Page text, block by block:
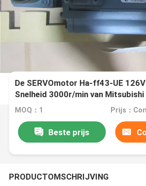
De SERVOmotor Ha-ff43-UE 126V
Snelheid 3000r/min van Mitsubishi
400W 3AC
MOQ：1 Prijs：
Beste prijs
PRODUCTOMSCHRIJVING